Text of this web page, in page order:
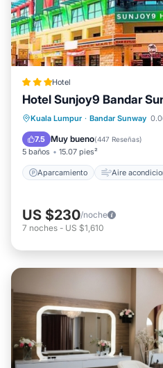
Hotel
Hotel Sunjoy9 Bandar
Kuala Lumpur · Bandar Sunway
7.5 Muy bueno(447 Reseñas)
5 baños 15.07 pies²
Aparcamiento Aire
Aparcamiento
Internet
Apto para
US $230/noche
7 noches - US $1,610